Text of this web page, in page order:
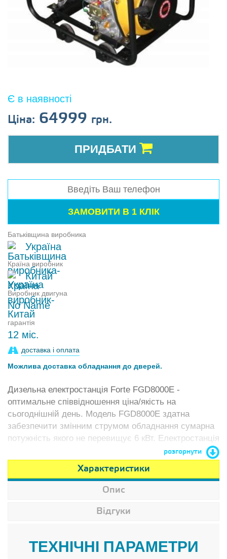
Є в наявності
Ціна: 64999 грн.
ПРИДБАТИ
Батьківщина виробника
Україна
Країна виробник
Китай
Виробник двигуна
No Name
гарантія
12 міс.
доставка і оплата
Можлива доставка обладнання до дверей.
Дизельна електростанція Forte FGD8000E -
оптимальне співвідношення ціна/якість на
сьогоднішній день. Модель FGD8000E здатна
забезпечити змінним струмом обладнання сумарна
потужність якого не перевищує 6 кВт. Електростанція
Форте спроектована на основі чотиритактного
дизельного двигуна та синхронного щіткового
розгорнути
Характеристики
Опис
Відгуки
ТЕХНІЧНІ ПАРАМЕТРИ